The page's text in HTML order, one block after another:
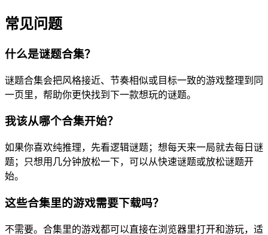
常见问题
什么是谜题合集？
谜题合集会把风格接近、节奏相似或目标一致的游戏整理到同
一页里，帮助你更快找到下一款想玩的谜题。
我该从哪个合集开始？
如果你喜欢纯推理，先看逻辑谜题；想每天来一局就去每日谜
题；只想用几分钟放松一下，可以从快速谜题或放松谜题开
始。
这些合集里的游戏需要下载吗？
不需要。合集里的游戏都可以直接在浏览器里打开和游玩，适